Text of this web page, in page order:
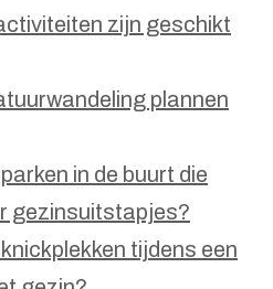
zijn geschikt
plannen
in de buurt die
gezinsuitstapjes?
tijdens een